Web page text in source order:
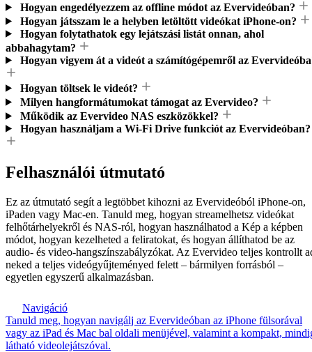
Hogyan engedélyezzem az offline módot az Evervideóban?
Hogyan játsszam le a helyben letöltött videókat iPhone-on?
Hogyan folytathatok egy lejátszási listát onnan, ahol
abbahagytam?
Hogyan vigyem át a videót a számítógépemről az
Hogyan töltsek le videót?
Milyen hangformátumokat támogat az Evervideo?
Működik az Evervideo NAS eszközökkel?
Hogyan használjam a Wi-Fi Drive funkciót az Evervideóban?
Felhasználói útmutató
Ez az útmutató segít a legtöbbet kihozni az Evervideóból iPhone-on,
iPaden vagy Mac-en. Tanuld meg, hogyan streamelhetsz videókat
felhőtárhelyekről és NAS-ról, hogyan használhatod a Kép a képben
módot, hogyan kezelheted a feliratokat, és hogyan állíthatod be az
audio- és video-hangszínszabályzókat. Az Evervideo teljes kontrollt
neked a teljes videógyűjteményed felett – bármilyen forrásból –
egyetlen egyszerű alkalmazásban.
Navigáció
Tanuld meg, hogyan navigálj az Evervideóban az iPhone fülsorával
vagy az iPad és Mac bal oldali menüjével, valamint a kompakt,
látható videolejátszóval.